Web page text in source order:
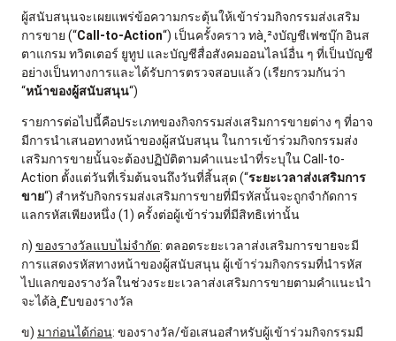
ผู้สนับสนุนจะเผยแพร่ข้อความกระตุ้นให้เข้าร่วมกิจกรรมส่งเสริม
การขาย (“Call-to-Action“) เป็นครั้งคราว ทà¸²งบัญชีเฟซบุ๊ก อินส
ตาแกรม ทวิตเตอร์ ยูทูป และบัญชีสื่อสังคมออนไลน์อื่น ๆ ที่เป็นบัญชี
อย่างเป็นทางการและได้รับการตรวจสอบแล้ว (เรียกรวมกันว่า
“หน้าของผู้สนับสนุน“)
รายการต่อไปนี้คือประเภทของกิจกรรมส่งเสริมการขายต่าง ๆ ที่อาจ
มีการนำเสนอทางหน้าของผู้สนับสนุน ในการเข้าร่วมกิจกรรมส่ง
เสริมการขายนั้นจะต้องปฏิบัติตามคำแนะนำที่ระบุใน Call-to-
Action ตั้งแต่วันที่เริ่มต้นจนถึงวันที่สิ้นสุด (“ระยะเวลาส่งเสริมการ
ขาย“) สำหรับกิจกรรมส่งเสริมการขายที่มีรหัสนั้นจะถูกจำกัดการ
แลกรหัสเพียงหนึ่ง (1) ครั้งต่อผู้เข้าร่วมที่มีสิทธิเท่านั้น
ก) ของรางวัลแบบไม่จำกัด: ตลอดระยะเวลาส่งเสริมการขายจะมี
การแสดงรหัสทางหน้าของผู้สนับสนุน ผู้เข้าร่วมกิจกรรมที่นำรหัส
ไปแลกของรางวัลในช่วงระยะเวลาส่งเสริมการขายตามคำแนะนำ
จะได้à¸£ับของรางวัล
ข) มาก่อนได้ก่อน: ของรางวัล/ข้อเสนอสำหรับผู้เข้าร่วมกิจกรรมมี